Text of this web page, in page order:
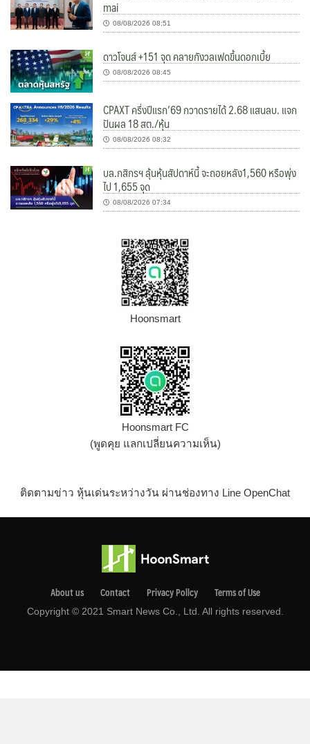
mai
08/08/2026 08:51
ดาวโจนส์ +151 จุด คลายกังวลเฟดขึ้นดอกเบี้ย
08/08/2026 08:45
CPAXT ครึ่งปีแรก’69 กวาดรายได้ 2.68 แสนลบ. แจก
ปันผล 18 สต./หุ้น
08/08/2026 08:32
บล.กสิกรฯ ลุ้นหุ้นสัปดาห์นี้ จะถอยหลัง1,560 หรือพุ่ง
ไป 1,655 จุด
08/08/2026 07:34
Hoonsmart
Hoonsmart FC
(พูดคุย แลกเปลี่ยนความเห็น)
ติดตามข่าว หุ้นเด่นระหว่างวัน ผ่านช่องทาง Line OpenChat
About us Contact Privacy Pollcy Terms of Use
Copyright © 2021 Smart News Co., Ltd. All rights reserved.